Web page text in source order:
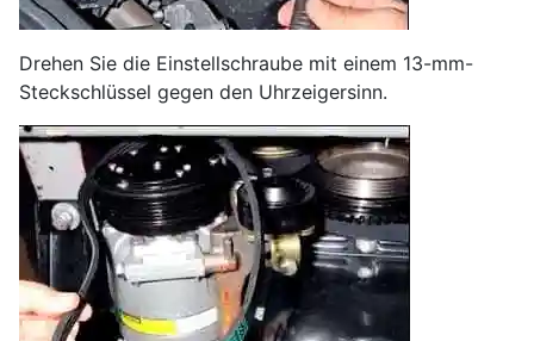
Drehen Sie die Einstellschraube mit einem 13-mm-
Steckschlüssel gegen den Uhrzeigersinn.